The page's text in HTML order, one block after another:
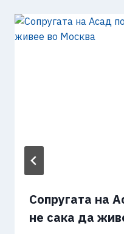
Сопругата на
не сака да